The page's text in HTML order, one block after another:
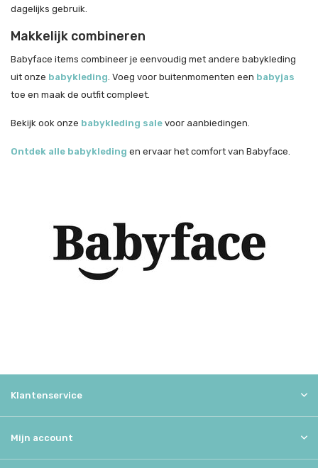
dagelijks gebruik.
Makkelijk combineren
Babyface items combineer je eenvoudig met andere babykleding
uit onze babykleding. Voeg voor buitenmomenten een babyjas
toe en maak de outfit compleet.
Bekijk ook onze babykleding sale voor aanbiedingen.
Ontdek alle babykleding en ervaar het comfort van Babyface.
Klantenservice
Mijn account